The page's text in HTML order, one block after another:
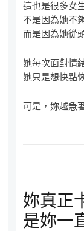
這也是很多女
不是因為她不
而是因為她從
她每次面對情
她只是想快點
可是，妳越急
妳真正
是妳一